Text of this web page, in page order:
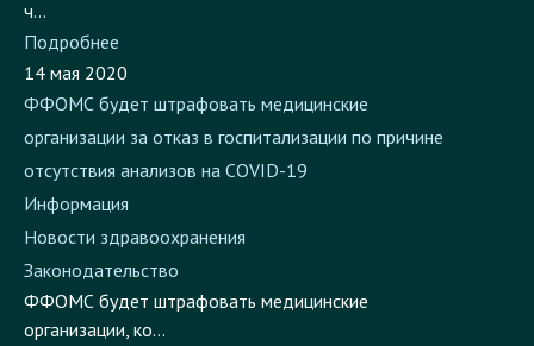
ч...
Подробнее
14 мая 2020
ФФОМС будет штрафовать медицинские
организации за отказ в госпитализации по причине
отсутствия анализов на COVID-19
Информация
Новости здравоохранения
Законодательство
ФФОМС будет штрафовать медицинские
организации, ко...